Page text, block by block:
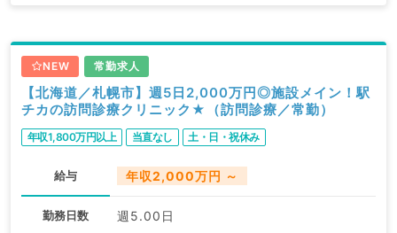
NEW 常勤求人
【北海道／札幌市】週5日2,000万円◎施設メイン！駅
チカの訪問診療クリニック★（訪問診療／常勤）
年収1,800万円以上 当直なし 土・日・祝休み
給与 年収2,000万円 ～
勤務日数 週5.00日